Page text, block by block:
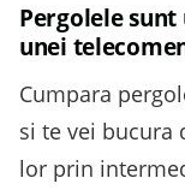
Pergolele
unei
Cumpara
si te vei bucura
lor prin